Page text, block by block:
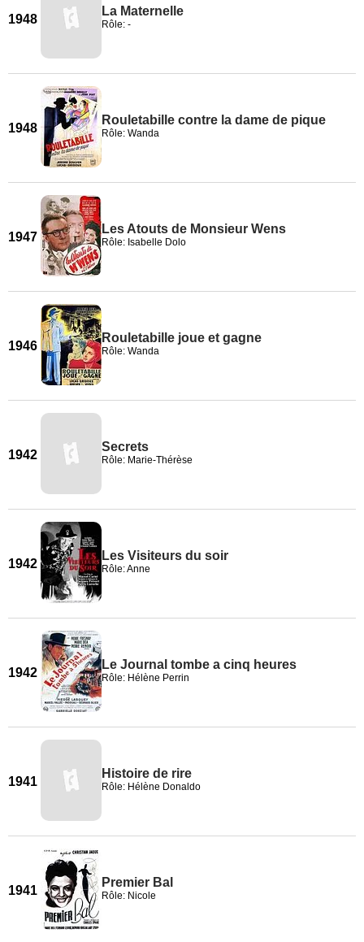
1948
La Maternelle
Rôle: -
1948
Rouletabille contre la dame de pique
Rôle: Wanda
1947
Les Atouts de Monsieur Wens
Rôle: Isabelle Dolo
1946
Rouletabille joue et gagne
Rôle: Wanda
1942
Secrets
Rôle: Marie-Thérèse
1942
Les Visiteurs du soir
Rôle: Anne
1942
Le Journal tombe a cinq heures
Rôle: Hélène Perrin
1941
Histoire de rire
Rôle: Hélène Donaldo
1941
Premier Bal
Rôle: Nicole